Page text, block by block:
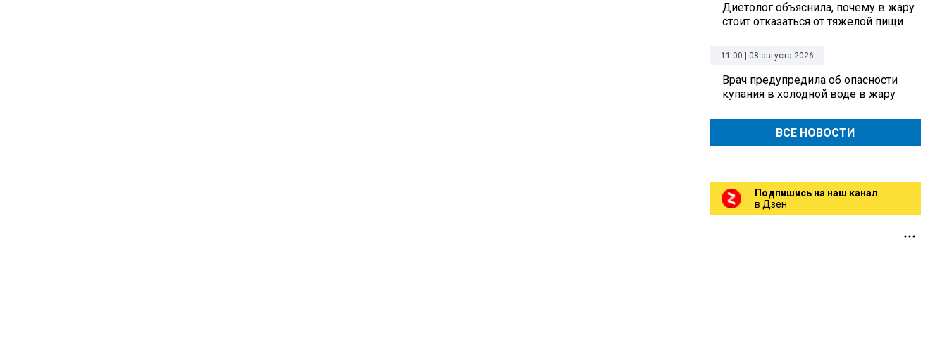
Диетолог объяснила, почему в жару
стоит отказаться от тяжелой пищи
11:00 | 08 августа 2026
Врач предупредила об опасности
купания в холодной воде в жару
ВСЕ НОВОСТИ
Подпишись на наш канал
в Дзен